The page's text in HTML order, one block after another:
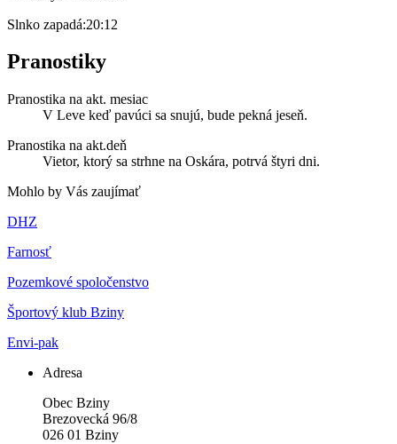
Slnko zapadá:20:12
Pranostiky
Pranostika na akt. mesiac
V Leve keď pavúci sa snujú, bude pekná jeseň.
Pranostika na akt.deň
Vietor, ktorý sa strhne na Oskára, potrvá štyri dni.
Mohlo by Vás zaujímať
DHZ
Farnosť
Pozemkové spoločenstvo
Športový klub Bziny
Envi-pak
Adresa
Obec Bziny
Brezovecká 96/8
026 01 Bziny